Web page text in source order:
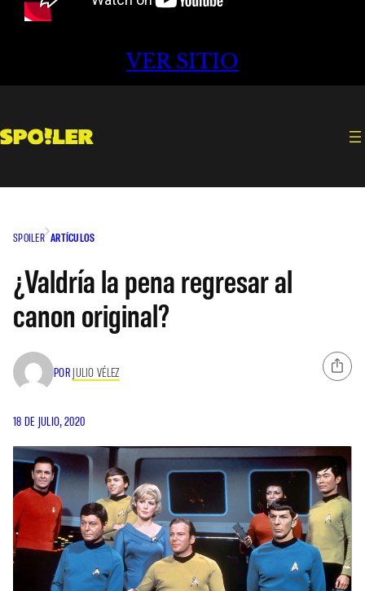
VER SITIO
SPOILER ARTÍCULOS
¿Valdría la pena regresar al
canon original?
POR JULIO VÉLEZ
18 DE JULIO, 2020